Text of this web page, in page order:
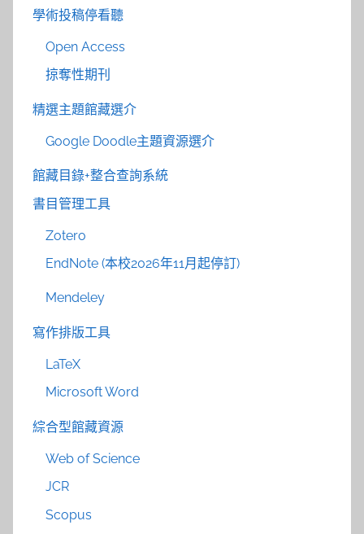
學術投稿停看聽
Open Access
掠奪性期刊
精選主題館藏選介
Google Doodle主題資源選介
館藏目錄+整合查詢系統
書目管理工具
Zotero
EndNote (本校2026年11月起停訂)
Mendeley
寫作排版工具
LaTeX
Microsoft Word
綜合型館藏資源
Web of Science
JCR
Scopus